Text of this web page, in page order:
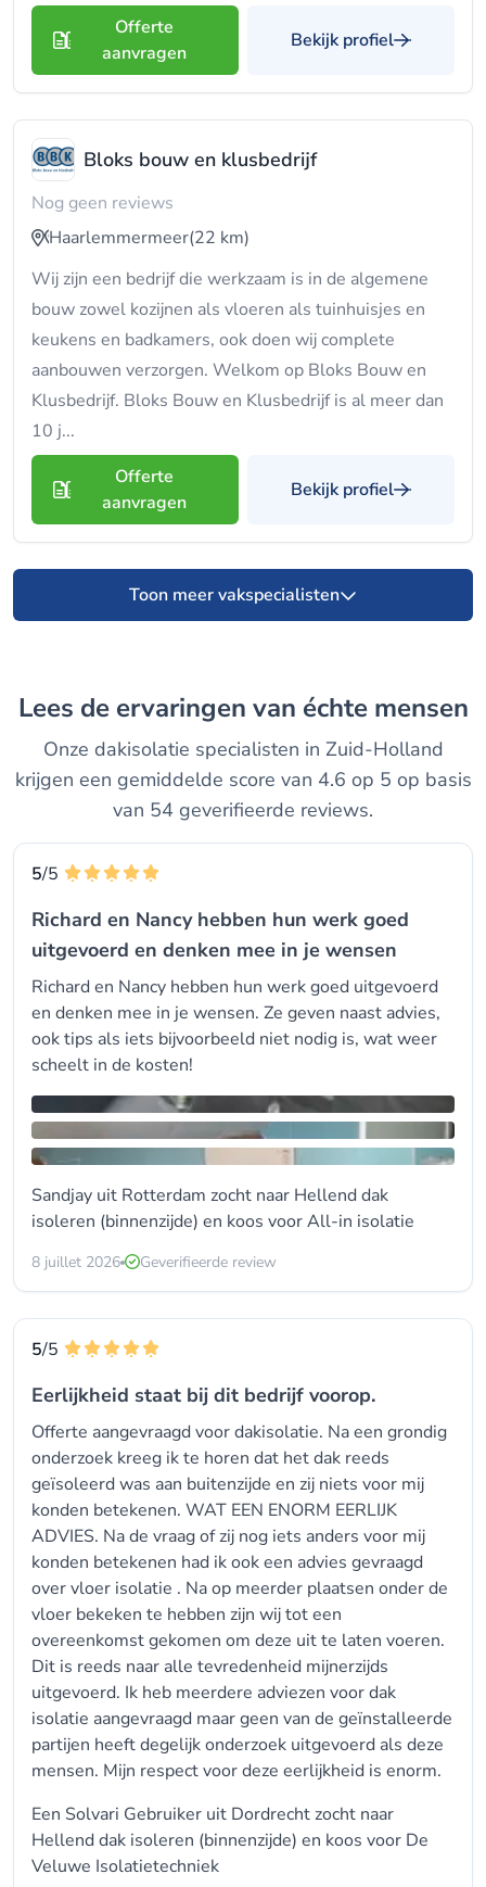
Offerte
aanvragen
Bekijk profiel
Bloks bouw en klusbedrijf
Nog geen reviews
Haarlemmermeer(22 km)
Wij zijn een bedrijf die werkzaam is in de algemene
bouw zowel kozijnen als vloeren als tuinhuisjes en
keukens en badkamers, ook doen wij complete
aanbouwen verzorgen. Welkom op Bloks Bouw en
Klusbedrijf. Bloks Bouw en Klusbedrijf is al meer dan
10 j...
Offerte
aanvragen
Bekijk profiel
Toon meer vakspecialisten
Lees de ervaringen van échte mensen
Onze dakisolatie specialisten in Zuid-Holland
krijgen een gemiddelde score van 4.6 op 5 op basis
van 54 geverifieerde reviews.
5/5
Richard en Nancy hebben hun werk goed
uitgevoerd en denken mee in je wensen
Richard en Nancy hebben hun werk goed uitgevoerd
en denken mee in je wensen. Ze geven naast advies,
ook tips als iets bijvoorbeeld niet nodig is, wat weer
scheelt in de kosten!
Sandjay uit Rotterdam zocht naar Hellend dak
isoleren (binnenzijde) en koos voorAll-in isolatie
8 juillet 2026 Geverifieerde review
5/5
Eerlijkheid staat bij dit bedrijf voorop.
Offerte aangevraagd voor dakisolatie. Na een grondig
onderzoek kreeg ik te horen dat het dak reeds
geïsoleerd was aan buitenzijde en zij niets voor mij
konden betekenen. WAT EEN ENORM EERLIJK
ADVIES. Na de vraag of zij nog iets anders voor mij
konden betekenen had ik ook een advies gevraagd
over vloer isolatie . Na op meerder plaatsen onder de
vloer bekeken te hebben zijn wij tot een
overeenkomst gekomen om deze uit te laten voeren.
Dit is reeds naar alle tevredenheid mijnerzijds
uitgevoerd. Ik heb meerdere adviezen voor dak
isolatie aangevraagd maar geen van de geïnstalleerde
partijen heeft degelijk onderzoek uitgevoerd als deze
mensen. Mijn respect voor deze eerlijkheid is enorm.
Een Solvari Gebruiker uit Dordrecht zocht naar
Hellend dak isoleren (binnenzijde) en koos voor De
Veluwe Isolatietechniek